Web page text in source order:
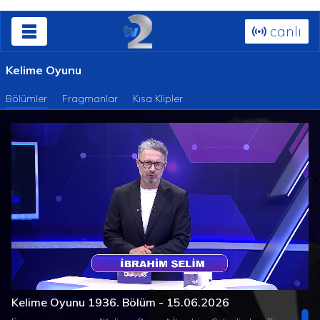
canlı
Kelime Oyunu
Bölümler Fragmanlar Kısa Klipler
Süre / Toplam
Süre
Yüklendi:
0%
Yükleniyor :
0%
Kelime Oyunu 1936. Bölüm - 15.06.2026